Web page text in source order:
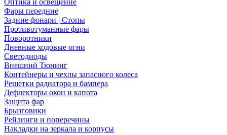
Оптика и освещение
Фары передние
Задние фонари | Стопы
Противотуманные фары
Поворотники
Дневные ходовые огни
Светодиоды
Внешний Тюнинг
Контейнеры и чехлы запасного колеса
Решетки радиатора и бампера
Дефлекторы окон и капота
Защита фар
Брызговики
Рейлинги и поперечины
Накладки на зеркала и корпусы